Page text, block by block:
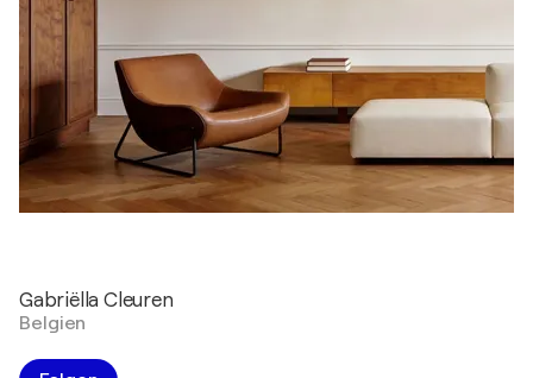
Gabriëlla Cleuren
Belgien